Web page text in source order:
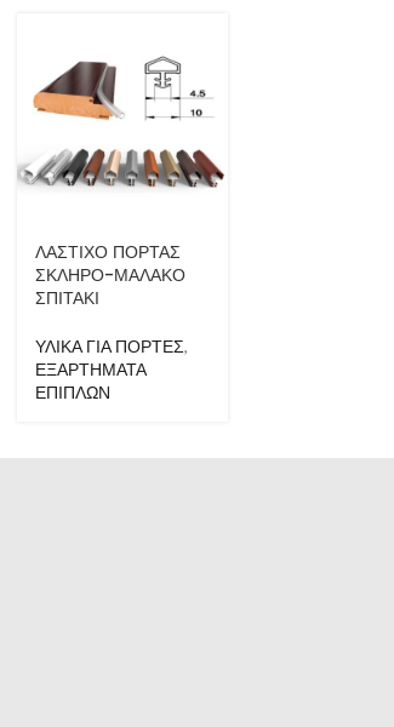
ΛΑΣΤΙΧΟ ΠΟΡΤΑΣ
ΣΚΛΗΡΟ-ΜΑΛΑΚΟ
ΣΠΙΤΑΚΙ
ΥΛΙΚΑ ΓΙΑ ΠΟΡΤΕΣ,
ΕΞΑΡΤΗΜΑΤΑ
ΕΠΙΠΛΩΝ